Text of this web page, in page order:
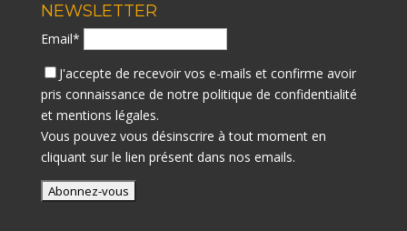
NEWSLETTER
Email*
J'accepte de recevoir vos e-mails et confirme avoir
pris connaissance de notre politique de confidentialité
et mentions légales.
Vous pouvez vous désinscrire à tout moment en
cliquant sur le lien présent dans nos emails.